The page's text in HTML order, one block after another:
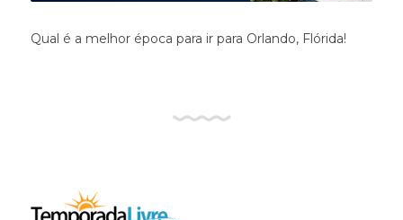
Qual é a melhor época para ir para Orlando, Flórida!